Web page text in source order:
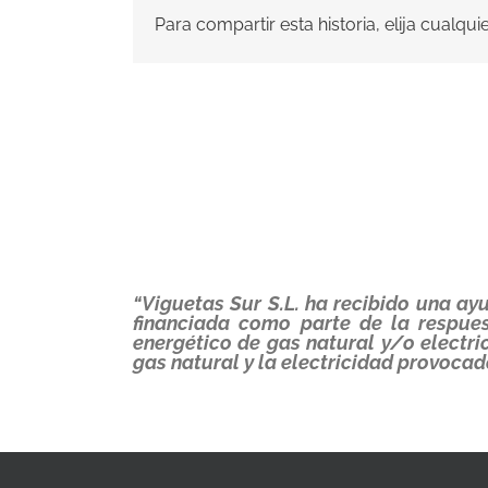
Para compartir esta historia, elija
“Viguetas Sur S.L. ha recibido una
financiada como parte de la
energético de gas natural y/o
gas natural y la electricidad